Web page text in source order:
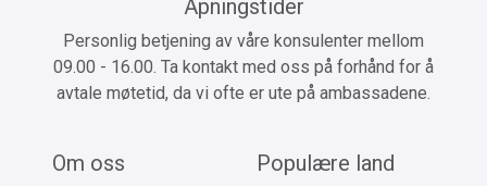
Åpningstider
Personlig betjening av våre konsulenter mellom
09.00 - 16.00. Ta kontakt med oss på forhånd for å
avtale møtetid, da vi ofte er ute på ambassadene.
Om oss Populære land